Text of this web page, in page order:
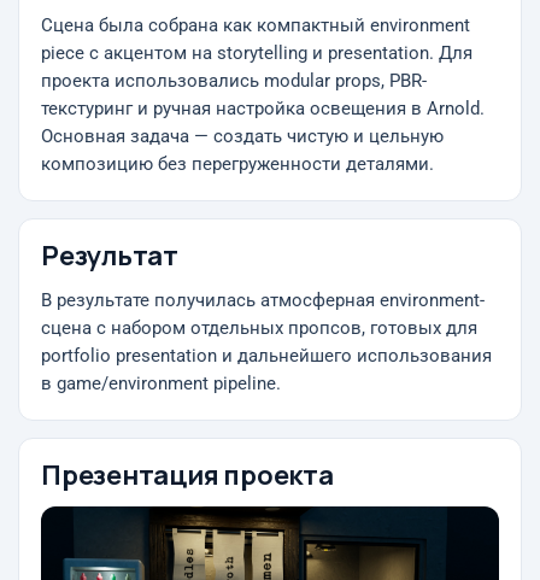
Сцена была собрана как компактный environment
piece с акцентом на storytelling и presentation. Для
проекта использовались modular props, PBR-
текстуринг и ручная настройка освещения в Arnold.
Основная задача — создать чистую и цельную
композицию без перегруженности деталями.
Результат
В результате получилась атмосферная environment-
сцена с набором отдельных пропсов, готовых для
portfolio presentation и дальнейшего использования
в game/environment pipeline.
Презентация проекта